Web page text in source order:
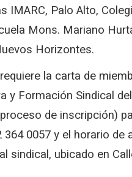
Palo Alto,
Mons. Mariano
Horizontes.
la carta de
y Formación Sindical
de inscripción)
0057 y el horario de
sindical, ubicado en